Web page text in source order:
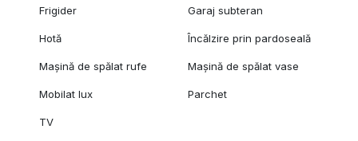
Frigider Garaj subteran
Hotă Încălzire prin pardoseală
Mașină de spălat rufe Mașină de spălat vase
Mobilat lux Parchet
TV